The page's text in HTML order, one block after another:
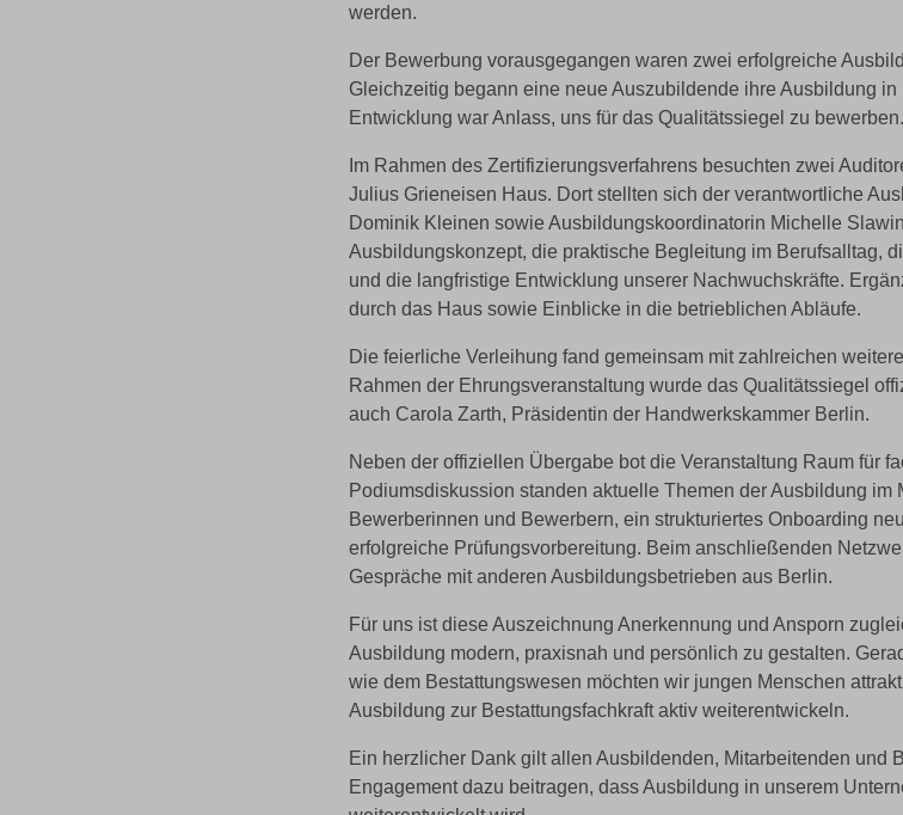
werden.
Der Bewerbung vorausgegangen waren zwei erfolgreiche
Gleichzeitig begann eine neue Auszubildende ihre Ausbildung
Entwicklung war Anlass, uns für das Qualitätssiegel zu bewerben.
Im Rahmen des Zertifizierungsverfahrens besuchten zwei
Julius Grieneisen Haus. Dort stellten sich der verantwortliche
Dominik Kleinen sowie Ausbildungskoordinatorin Michelle
Ausbildungskonzept, die praktische Begleitung im Berufsalltag,
und die langfristige Entwicklung unserer Nachwuchskräfte.
durch das Haus sowie Einblicke in die betrieblichen Abläufe.
Die feierliche Verleihung fand gemeinsam mit zahlreichen
Rahmen der Ehrungsveranstaltung wurde das Qualitätssiegel
auch Carola Zarth, Präsidentin der Handwerkskammer Berlin.
Neben der offiziellen Übergabe bot die Veranstaltung Raum für
Podiumsdiskussion standen aktuelle Themen der Ausbildung im
Bewerberinnen und Bewerbern, ein strukturiertes Onboarding
erfolgreiche Prüfungsvorbereitung. Beim anschließenden
Gespräche mit anderen Ausbildungsbetrieben aus Berlin.
Für uns ist diese Auszeichnung Anerkennung und Ansporn
Ausbildung modern, praxisnah und persönlich zu gestalten.
wie dem Bestattungswesen möchten wir jungen Menschen
Ausbildung zur Bestattungsfachkraft aktiv weiterentwickeln.
Ein herzlicher Dank gilt allen Ausbildenden, Mitarbeitenden und
Engagement dazu beitragen, dass Ausbildung in unserem